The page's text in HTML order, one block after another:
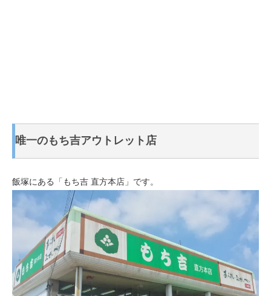
唯一のもち吉アウトレット店
飯塚にある「もち吉 直方本店」です。